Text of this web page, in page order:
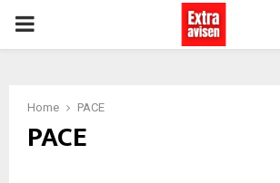
PRIMARY
Home PACE
PACE